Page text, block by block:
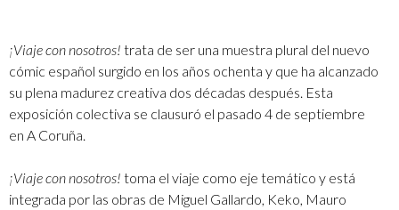
¡Viaje con nosotros! trata de ser una muestra plural del nuevo
cómic español surgido en los años ochenta y que ha alcanzado
su plena madurez creativa dos décadas después. Esta
exposición colectiva se clausuró el pasado 4 de septiembre
en A Coruña.
¡Viaje con nosotros! toma el viaje como eje temático y está
integrada por las obras de Miguel Gallardo, Keko, Mauro